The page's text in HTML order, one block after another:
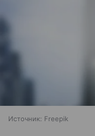
Источник: Freepik